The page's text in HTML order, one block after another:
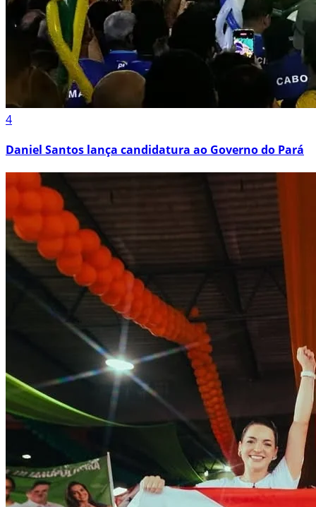
4
Daniel Santos lança candidatura ao Governo do Pará